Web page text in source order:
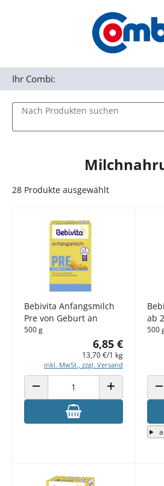
Zur Navigation springen
Nach Produkten suchen
Ihr Combi:
28 Produkte ausgewählt
Bebivita Anfangsmilch
Pre von Geburt an
500 g
6,85 €
13,70 €/1 kg
inkl. MwSt., zzgl. Versand
ANZAHL VERRINGERN ANZAHL
ab
500